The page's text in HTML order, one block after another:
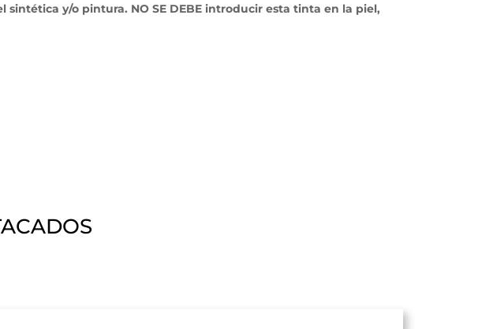
sintética y/o pintura. NO SE DEBE introducir esta tinta en la piel,